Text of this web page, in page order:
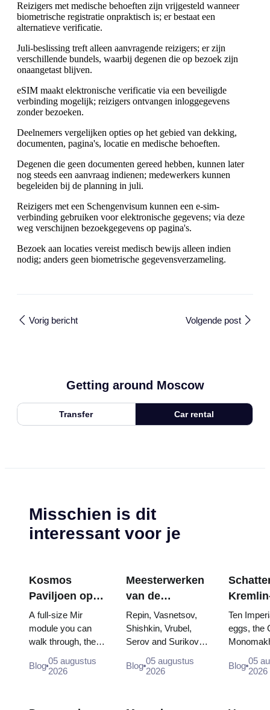
Reizigers met medische behoeften zijn vrijgesteld wanneer
biometrische registratie onpraktisch is; er bestaat een
alternatieve verificatie.
Juli-beslissing treft alleen aanvragende reizigers; er zijn
verschillende bundels, waarbij degenen die op bezoek zijn
onaangetast blijven.
eSIM maakt elektronische verificatie via een beveiligde
verbinding mogelijk; reizigers ontvangen inloggegevens
zonder bezoeken.
Deelnemers vergelijken opties op het gebied van dekking,
documenten, pagina's, locatie en medische behoeften.
Degenen die geen documenten gereed hebben, kunnen later
nog steeds een aanvraag indienen; medewerkers kunnen
begeleiden bij de planning in juli.
Reizigers met een Schengenvisum kunnen een e-sim-
verbinding gebruiken voor elektronische gegevens; via deze
weg verschijnen bezoekgegevens op pagina's.
Bezoek aan locaties vereist medisch bewijs alleen indien
nodig; anders geen biometrische gegevensverzameling.
Vorig bericht Volgende post
Getting around Moscow
Transfer Car rental
Misschien is dit
interessant voor je
Kosmos
Paviljoen op
VDNKh:
Binnen de
Grootste
Ruimte-
tentoonstelling
A full-size Mir
module you can
walk through, the
model, scorched
flight...
Blog05 augustus
2026
Meesterwerken
van de
Tretjakovgalerij:
De schilderijen
waarvoor u uw
reis kunt
plannen
Repin, Vasnetsov,
Shishkin, Vrubel,
Serov and Surikov
stop people, where
Blog 05 augustus
2026
tronen
Ten
eggs, the
boy tsars
Blog 05
2026